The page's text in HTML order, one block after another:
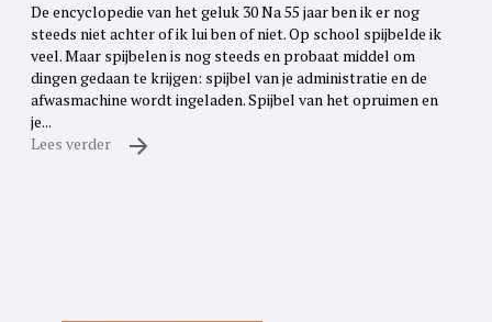
De encyclopedie van het geluk 30 Na 55 jaar ben ik er nog
steeds niet achter of ik lui ben of niet. Op school spijbelde ik
veel. Maar spijbelen is nog steeds en probaat middel om
dingen gedaan te krijgen: spijbel van je administratie en de
afwasmachine wordt ingeladen. Spijbel van het opruimen en
je...
Lees verder